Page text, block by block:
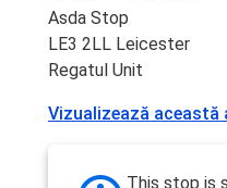
Asda Stop
LE3 2LL Leicester
Regatul Unit
Vizualizează această
This stop is